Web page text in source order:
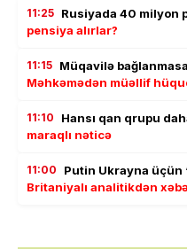
11:25 Rusiyada 40 milyon
pensiya alırlar?
11:15 Müqavilə
Məhkəmədən müəllif
11:10 Hansı qan qrupu
maraqlı nəticə
11:00
Putin Ukrayna üçün
Britaniyalı analitikdən